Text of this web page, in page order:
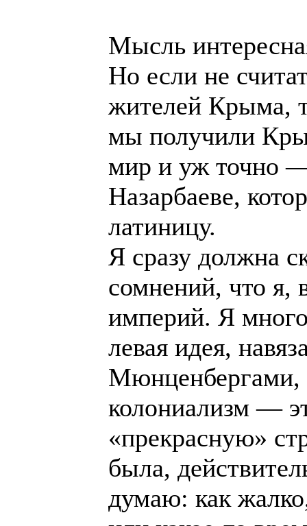
Мысль
Но если не
жителей Крыма,
мы получили
мир и уж точно
Назарбаеве,
латиницу.
Я сразу должна
сомнений, что я,
империй. Я много
левая идея,
Мюнценбергами,
колониализм —
«прекрасную»
была,
думаю: как